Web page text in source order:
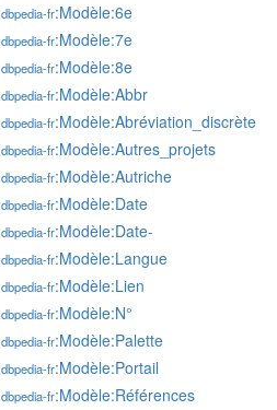
dbpedia-fr:Modèle:6e
dbpedia-fr:Modèle:7e
dbpedia-fr:Modèle:8e
dbpedia-fr:Modèle:Abbr
dbpedia-fr:Modèle:Abréviation_discrète
dbpedia-fr:Modèle:Autres_projets
dbpedia-fr:Modèle:Autriche
dbpedia-fr:Modèle:Date
dbpedia-fr:Modèle:Date-
dbpedia-fr:Modèle:Langue
dbpedia-fr:Modèle:Lien
dbpedia-fr:Modèle:N°
dbpedia-fr:Modèle:Palette
dbpedia-fr:Modèle:Portail
dbpedia-fr:Modèle:Références